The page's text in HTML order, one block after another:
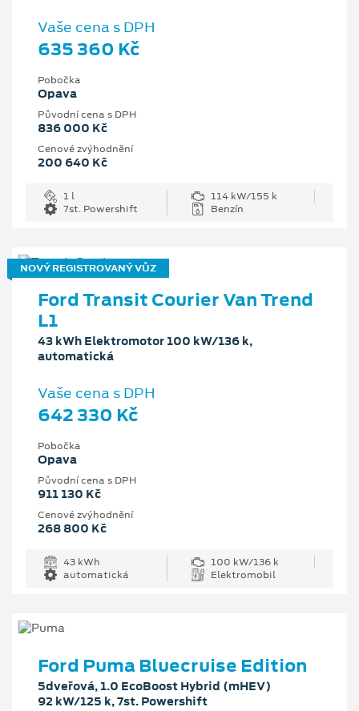
Vaše cena s DPH
635 360 Kč
Pobočka
Opava
Původní cena s DPH
836 000 Kč
Cenové zvýhodnění
200 640 Kč
1 l
114 kW/155 k
7st. Powershift
Benzín
NOVÝ REGISTROVANÝ VŮZ
Ford Transit Courier Van Trend
L1
43 kWh Elektromotor 100 kW/136 k,
automatická
Vaše cena s DPH
642 330 Kč
Pobočka
Opava
Původní cena s DPH
911 130 Kč
Cenové zvýhodnění
268 800 Kč
43 kWh
100 kW/136 k
automatická
Elektromobil
Ford Puma Bluecruise Edition
5dveřová, 1.0 EcoBoost Hybrid (mHEV)
92 kW/125 k, 7st. Powershift